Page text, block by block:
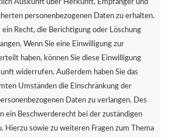
Auskunft über Herkunft, Empfänger und
personenbezogenen Daten zu erhalten.
ein Recht, die Berichtigung oder Löschung
Wenn Sie eine Einwilligung zur
haben, können Sie diese Einwilligung
widerrufen. Außerdem haben Sie das
Umständen die Einschränkung der
Daten zu verlangen. Des
ein Beschwerderecht bei der zuständigen
Hierzu sowie zu weiteren Fragen zum Thema